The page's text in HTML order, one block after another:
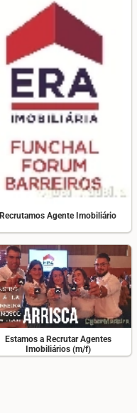
Recrutamos Agente Imobiliário
Estamos a Recrutar Agentes
Imobiliários (m/f)